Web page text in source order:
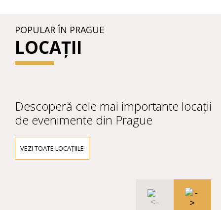
POPULAR ÎN PRAGUE
LOCAȚII
Descoperă cele mai importante locații
de evenimente din Prague
VEZI TOATE LOCAȚIILE